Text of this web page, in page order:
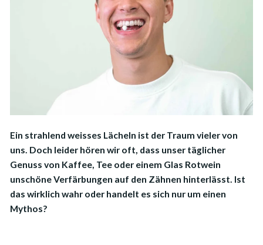
Ein strahlend weisses Lächeln ist der Traum vieler von
uns. Doch leider hören wir oft, dass unser täglicher
Genuss von Kaffee, Tee oder einem Glas Rotwein
unschöne Verfärbungen auf den Zähnen hinterlässt. Ist
das wirklich wahr oder handelt es sich nur um einen
Mythos?